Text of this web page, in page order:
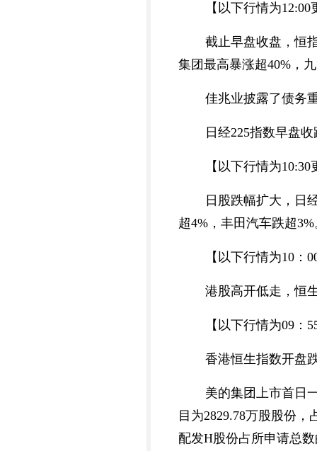
【以下行情为12:00
截止早盘收盘，恒
集团最高暴涨超40%，
佳兆业披露了债务
日经225指数早盘
【以下行情为10:30
日股跌幅扩大，日
超4%，丰田汽车跌超
【以下行情为10：
港股高开低走，恒
【以下行情为09：
香港恒生指数开盘
美的集团上市首日
目为2829.78万股股份
配发H股份占所申请总